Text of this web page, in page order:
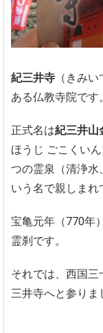
紀三井寺 （きみ
ある仏教寺院です。
正式名は紀三井山
ほうじ ごこくい
つの霊泉（清浄水
いう名で親しまれ
宝亀元年（770年
霊刹です。
それでは、西国
三井寺へと参りま